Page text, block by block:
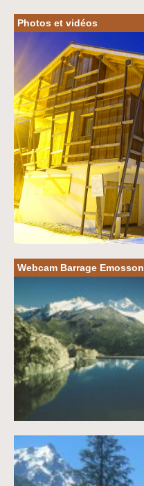
Photos et vidéos
Webcam Barrage Emosson